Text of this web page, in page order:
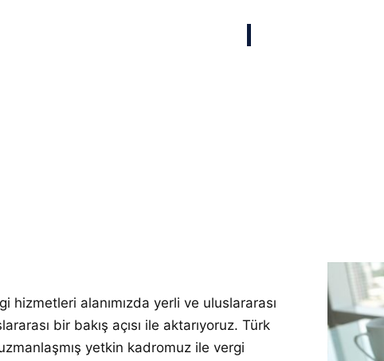
hizmetleri alanımızda yerli ve uluslararası
bir bakış açısı ile aktarıyoruz. Türk
yetkin kadromuz ile vergi